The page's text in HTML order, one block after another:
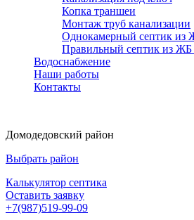
Копка траншеи
Монтаж труб канализации
Однокамерный септик из
Правильный септик из ЖБ
Водоснабжение
Наши работы
Контакты
Домодедовский район
Выбрать район
Калькулятор септика
Оставить заявку
+7(987)519-99-09